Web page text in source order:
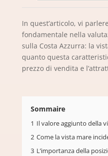
In quest’articolo, vi
fondamentale nella
sulla Costa Azzurra: la
quanto questa
prezzo di vendita e
Sommaire
1 Il valore aggiunto della
2 Come la vista mare
3 L’importanza della